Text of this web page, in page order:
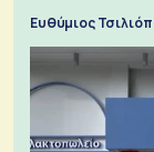
Ευθύμιος